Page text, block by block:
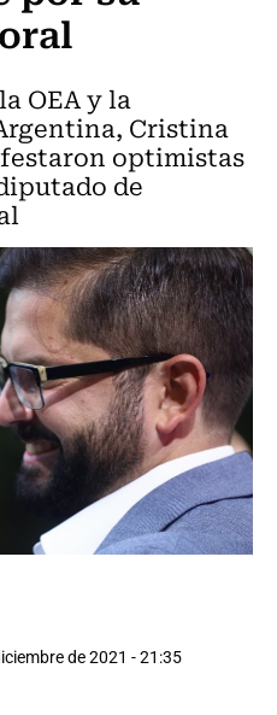
OEA y la
Cristina
optimistas
de
de 2021 - 21:35